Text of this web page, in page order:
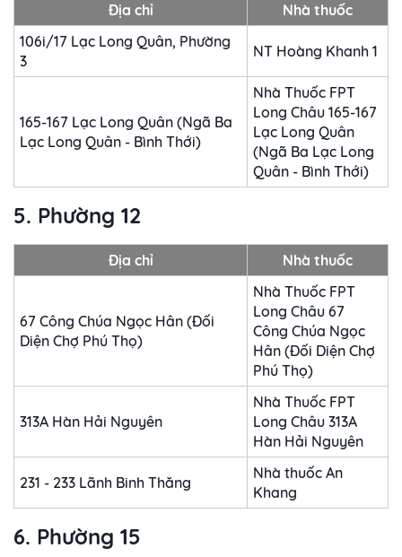
Địa chỉ
Nhà thuốc
106i/17 Lạc Long Quân, Phường
3
NT Hoàng Khanh 1
165-167 Lạc Long Quân (Ngã Ba
Lạc Long Quân - Bình Thới)
Nhà Thuốc FPT
Long Châu 165-167
Lạc Long Quân
(Ngã Ba Lạc Long
Quân - Bình Thới)
5. Phường 12
Địa chỉ Nhà thuốc
67 Công Chúa Ngọc Hân (Đối
Diện Chợ Phú Thọ)
Nhà Thuốc FPT
Long Châu 67
Công Chúa Ngọc
Hân (Đối Diện Chợ
Phú Thọ)
313A Hàn Hải Nguyên
Nhà Thuốc FPT
Long Châu 313A
Hàn Hải Nguyên
231 - 233 Lãnh Binh Thăng
Nhà thuốc An
Khang
6. Phường 15